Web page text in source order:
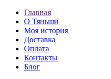
Главная
О Тяньши
Моя история
Доставка
Оплата
Контакты
Блог